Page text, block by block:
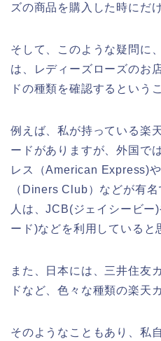
ズの商品を購入した時にだ
そして、このような疑問に
は、レディーズローズのお
ドの種類を確認するという
例えば、私が持っている楽
ードがありますが、外国で
レス（American Express)
（Diners Club）などが有
人は、JCB(ジェイシービ
ード)などを利用していると
また、日本には、三井住友
ドなど、色々な種類の楽天
そのようなこともあり、私